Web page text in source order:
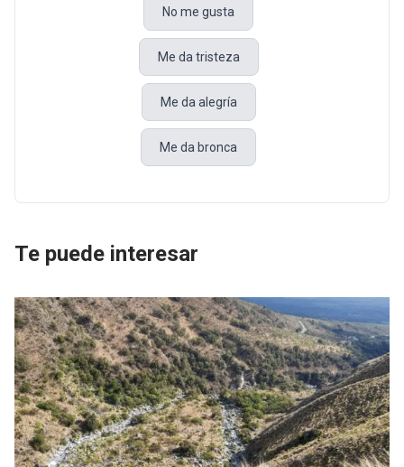
No me gusta
Me da tristeza
Me da alegría
Me da bronca
Te puede interesar